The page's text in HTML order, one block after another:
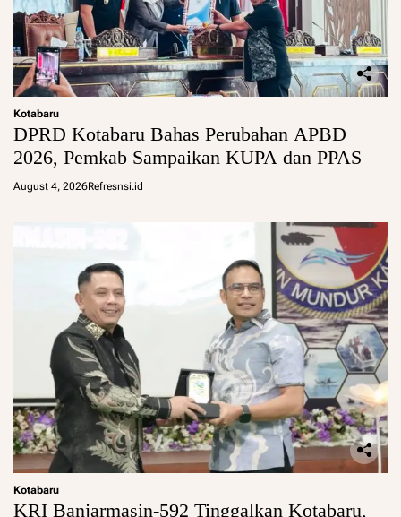
Kotabaru
DPRD Kotabaru Bahas Perubahan APBD
2026, Pemkab Sampaikan KUPA dan PPAS
August 4, 2026Refresnsi.id
Kotabaru
KRI Banjarmasin-592 Tinggalkan Kotabaru,